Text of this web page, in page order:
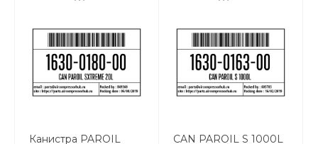
Канистра PAROIL
CAN PAROIL S 1000L